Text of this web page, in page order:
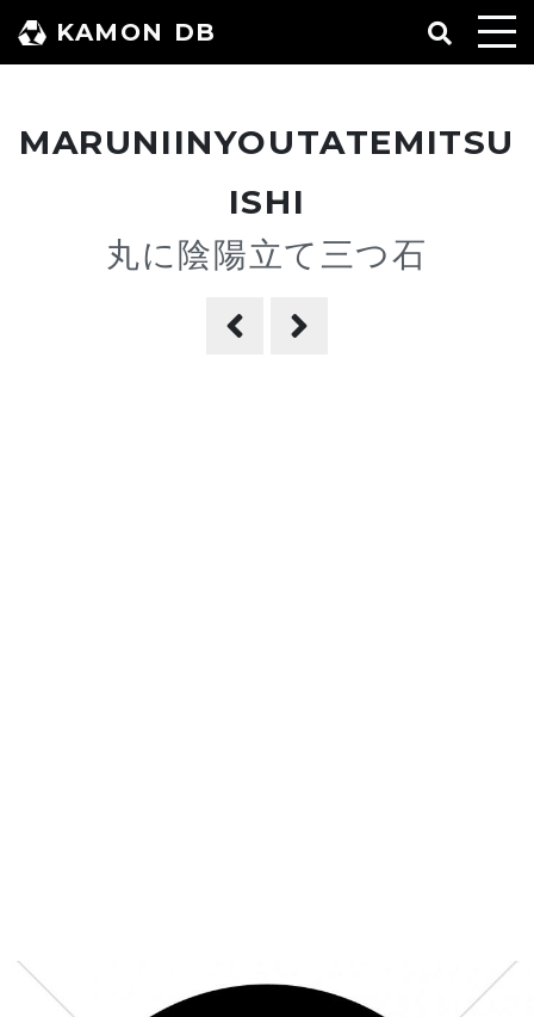
ン
KAMON DB
MARUNIINYOUTATEMITSU
ISHI
丸に陰陽立て三つ石